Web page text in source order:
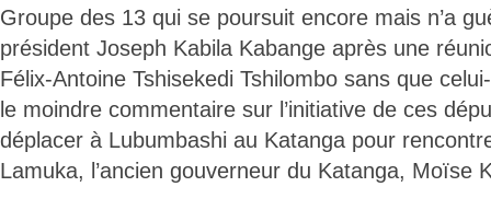
Groupe des 13 qui se poursuit encore mais n’a
président Joseph Kabila Kabange après une
Félix-Antoine Tshisekedi Tshilombo sans que
le moindre commentaire sur l’initiative de ces
déplacer à Lubumbashi au Katanga pour
Lamuka, l’ancien gouverneur du Katanga, Moïse